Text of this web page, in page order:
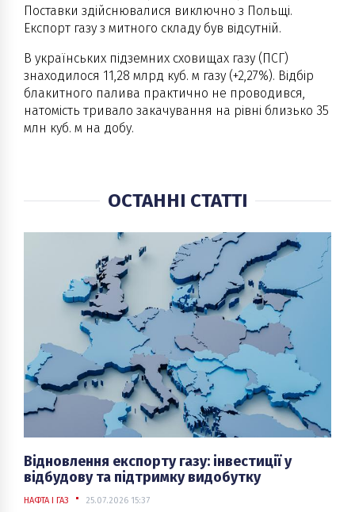
Поставки здійснювалися виключно з Польщі.
Експорт газу з митного складу був відсутній.
В українських підземних сховищах газу (ПСГ)
знаходилося 11,28 млрд куб. м газу (+2,27%). Відбір
блакитного палива практично не проводився,
натомість тривало закачування на рівні близько 35
млн куб. м на добу.
ОСТАННІ СТАТТІ
Відновлення експорту газу: інвестиції у
відбудову та підтримку видобутку
НАФТА І ГАЗ 25.07.2026 15:37